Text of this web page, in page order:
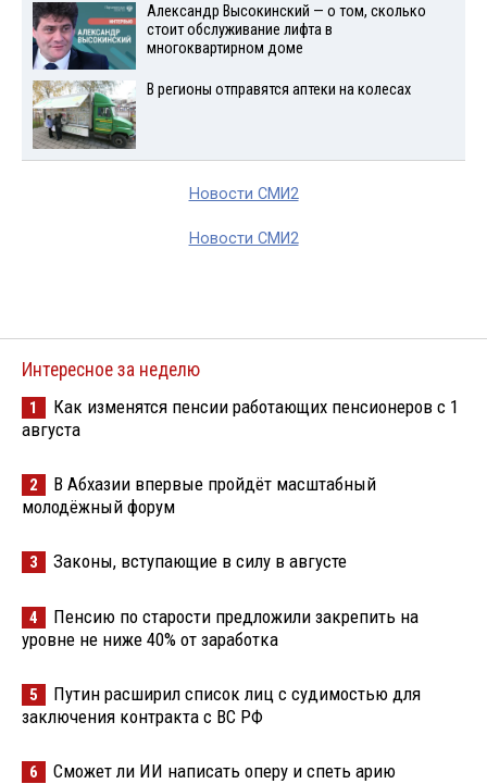
Александр Высокинский — о том, сколько
стоит обслуживание лифта в
многоквартирном доме
В регионы отправятся аптеки на колесах
Новости СМИ2
Новости СМИ2
Интересное за неделю
1
Как изменятся пенсии работающих пенсионеров с 1
августа
2
В Абхазии впервые пройдёт масштабный
молодёжный форум
3 Законы, вступающие в силу в августе
4
Пенсию по старости предложили закрепить на
уровне не ниже 40% от заработка
5
Путин расширил список лиц с судимостью для
заключения контракта с ВС РФ
6 Сможет ли ИИ написать оперу и спеть арию